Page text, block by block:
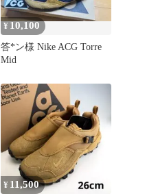
¥ 10,100
答*ン様 Nike ACG Torre
Mid
¥ 11,500